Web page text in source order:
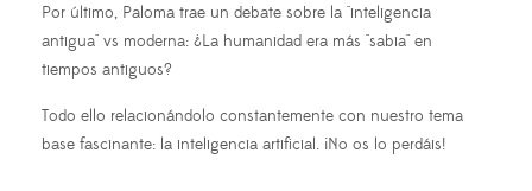
Por último, Paloma trae un debate sobre la "inteligencia
antigua" vs moderna: ¿La humanidad era más "sabia" en
tiempos antiguos?
Todo ello relacionándolo constantemente con nuestro tema
base fascinante: la inteligencia artificial. ¡No os lo perdáis!